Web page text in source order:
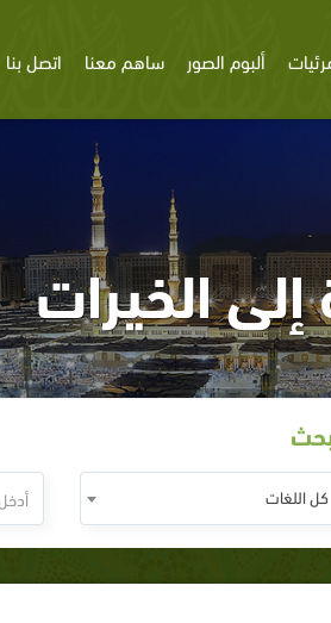
ألبوم الصور ساهم معنا اتصل بنا
إلى الخيرات
كل اللغات